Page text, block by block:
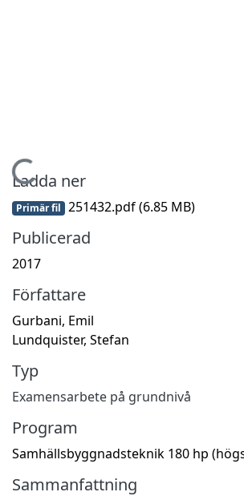
Hämtar...
Ladda ner
Primär fil 251432.pdf(6.85 MB)
Publicerad
2017
Författare
Gurbani, Emil
Lundquister, Stefan
Typ
Examensarbete på grundnivå
Program
Samhällsbyggnadsteknik 180 hp
Sammanfattning